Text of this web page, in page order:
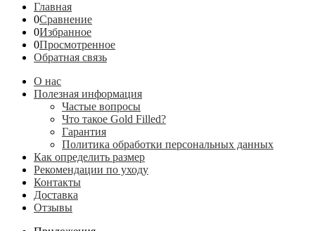
Главная
0Сравнение
0Избранное
0Просмотренное
Обратная связь
О нас
Полезная информация
Частые вопросы
Что такое Gold Filled?
Гарантия
Политика обработки персональных данных
Как определить размер
Рекомендации по уходу
Контакты
Доставка
Отзывы